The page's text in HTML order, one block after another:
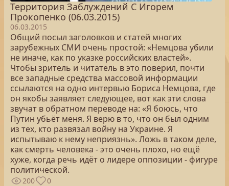
Территория Заблуждений С Игорем
Прокопенко (06.03.2015)
06.03.2015
Общий посыл заголовков и статей многих
зарубежных СМИ очень простой: «Немцова убили
не иначе, как по указке российских властей».
Чтобы зритель и читатель в это поверил, почти
все западные средства массовой информации
ссылаются на одно интервью Бориса Немцова, где
он якобы заявляет следующее, вот как эти слова
звучат в обратном переводе на: «Я боюсь, что
Путин убьёт меня. Я верю в то, что он был одним
из тех, кто развязал войну на Украине. Я
испытываю к нему неприязнь». Ложь в таком деле,
как смерть человека - это очень плохо, но ещё
хуже, когда речь идёт о лидере оппозиции - фигуре
политической.
200 0